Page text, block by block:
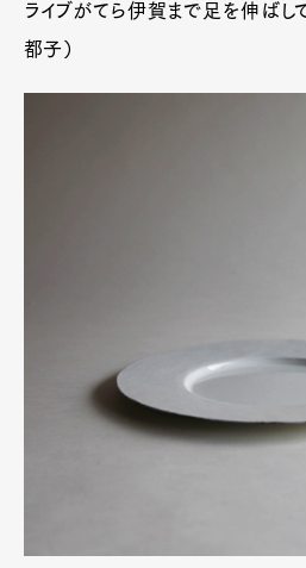
ライブがてら伊賀まで足を伸ばし
都子）